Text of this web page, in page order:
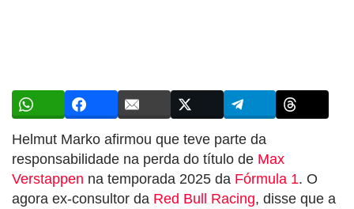
Helmut Marko afirmou que teve parte da
responsabilidade na perda do título de Max
Verstappen na temporada 2025 da Fórmula 1. O
agora ex-consultor da Red Bull Racing, disse que a